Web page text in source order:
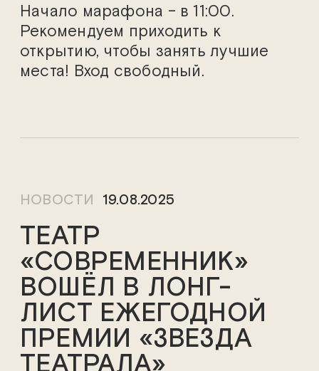
Начало марафона – в 11:00.
Рекомендуем приходить к
открытию, чтобы занять лучшие
места! Вход свободный.
НОВОСТИ 19.08.2025
ТЕАТР
«СОВРЕМЕННИК»
ВОШЁЛ В ЛОНГ-
ЛИСТ ЕЖЕГОДНОЙ
ПРЕМИИ «ЗВЕЗДА